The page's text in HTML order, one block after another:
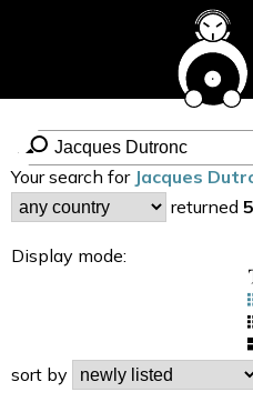
Your search for Jacques
returned 5
Display mode:
sort by